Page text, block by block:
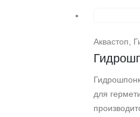
Аквастоп,
для